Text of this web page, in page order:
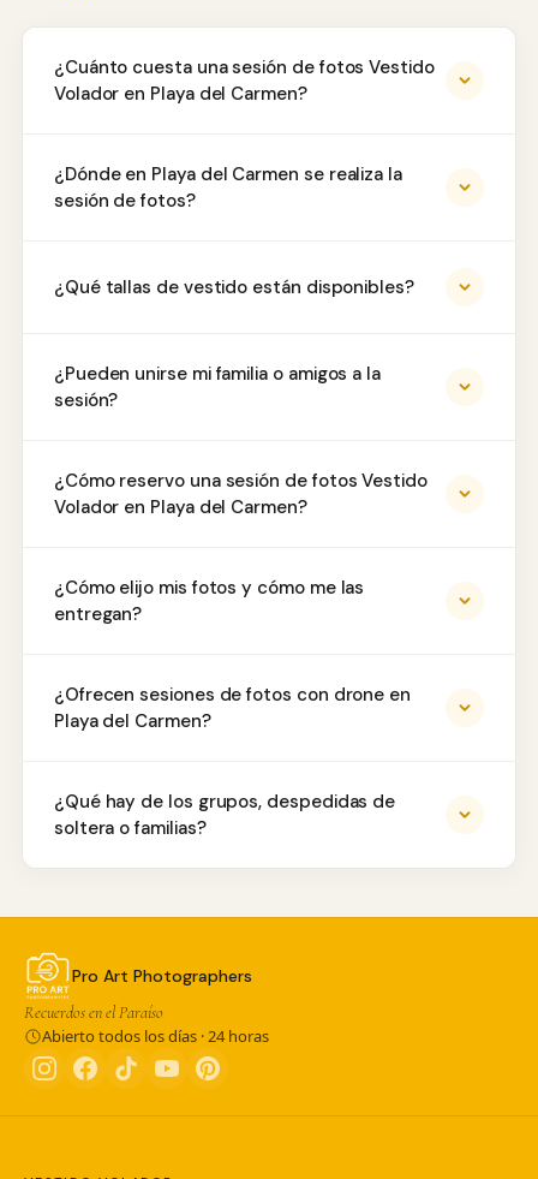
¿Cuánto cuesta una sesión de fotos Vestido
Volador en Playa del Carmen?
¿Dónde en Playa del Carmen se realiza la
sesión de fotos?
¿Qué tallas de vestido están disponibles?
¿Pueden unirse mi familia o amigos a la
sesión?
¿Cómo reservo una sesión de fotos Vestido
Volador en Playa del Carmen?
¿Cómo elijo mis fotos y cómo me las
entregan?
¿Ofrecen sesiones de fotos con drone en
Playa del Carmen?
¿Qué hay de los grupos, despedidas de
soltera o familias?
Pro Art Photographers
Recuerdos en el Paraíso
Abierto todos los días · 24 horas